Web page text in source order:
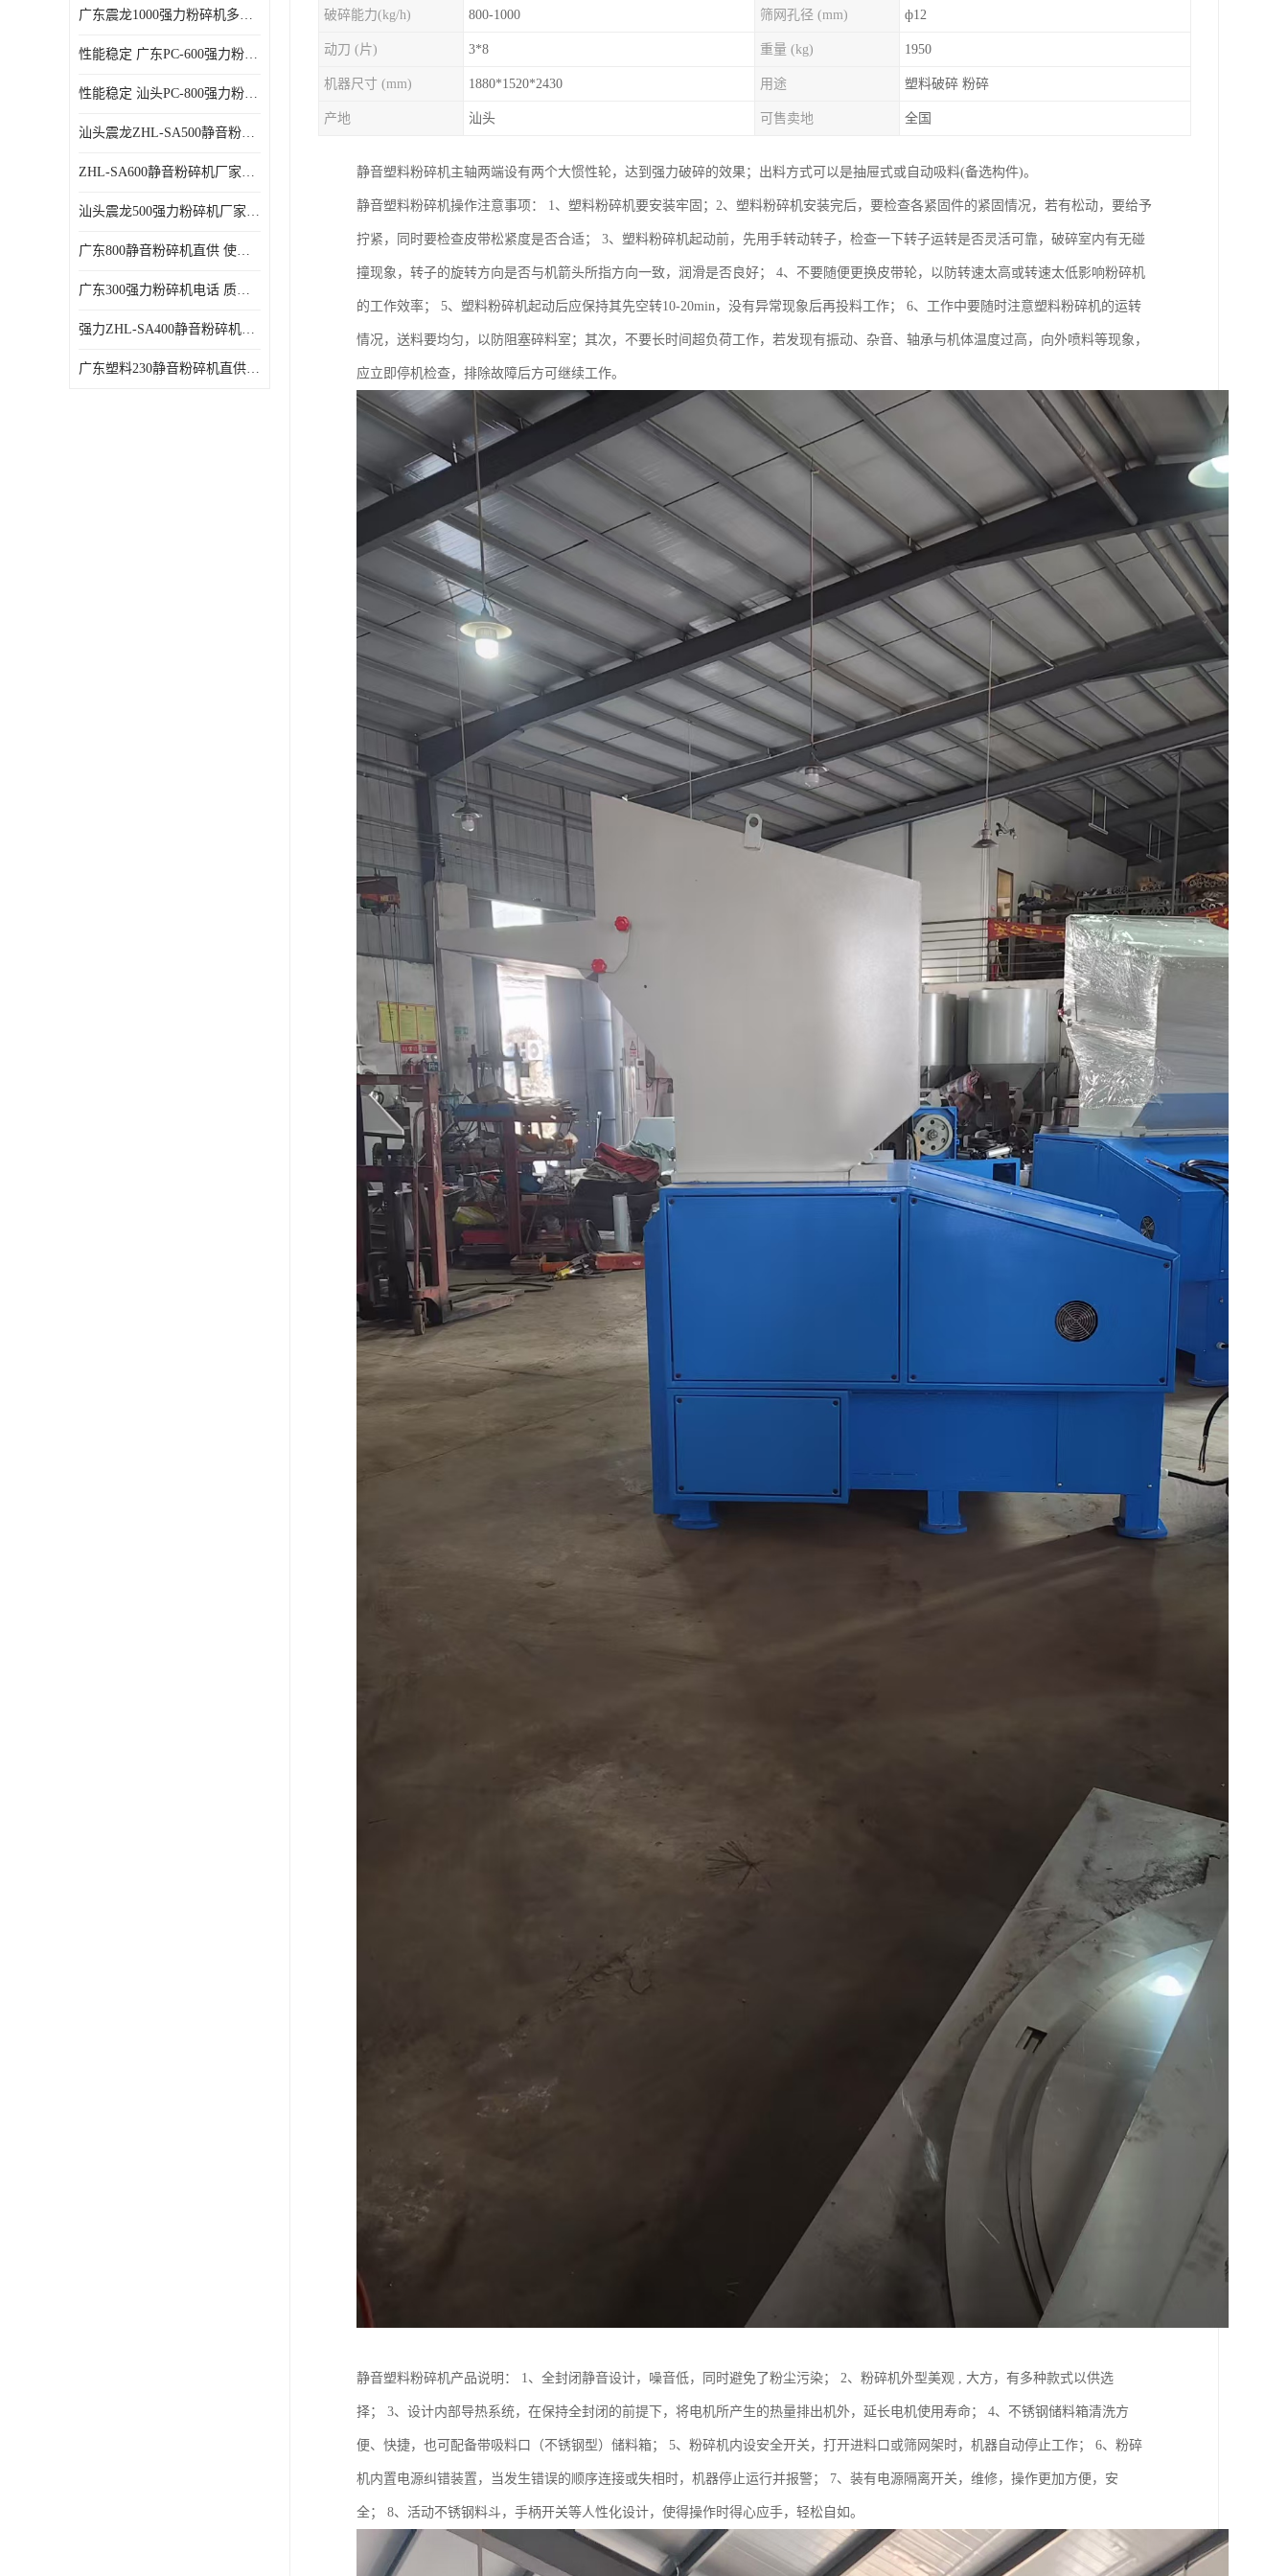
广东震龙1000强力粉碎机多少钱一台 使用方便
性能稳定 广东PC-600强力粉碎机电话
性能稳定 汕头PC-800强力粉碎机厂家批发
汕头震龙ZHL-SA500静音粉碎机多少钱一台
ZHL-SA600静音粉碎机厂家电话 质量可靠
汕头震龙500强力粉碎机厂家批发 噪音低
广东800静音粉碎机直供 使用寿命长
广东300强力粉碎机电话 质量可靠
强力ZHL-SA400静音粉碎机多少钱一台 密封防尘
广东塑料230静音粉碎机直供 使用寿命长
破碎能力(kg/h) 800-1000 筛网孔径 (mm) ф12
动刀 (片) 3*8 重量 (kg) 1950
机器尺寸 (mm) 1880*1520*2430 用途 塑料破碎 粉碎
产地 汕头 可售卖地 全国
静音塑料粉碎机主轴两端设有两个大惯性轮，达到强力破碎的效果；出料方式可以是抽屉式或自动吸料(备选构件)。
静音塑料粉碎机操作注意事项： 1、塑料粉碎机要安装牢固；2、塑料粉碎机安装完后，要检查各紧固件的紧固情况，若有松动，要给予
拧紧，同时要检查皮带松紧度是否合适； 3、塑料粉碎机起动前，先用手转动转子，检查一下转子运转是否灵活可靠，破碎室内有无碰
撞现象，转子的旋转方向是否与机箭头所指方向一致，润滑是否良好； 4、不要随便更换皮带轮，以防转速太高或转速太低影响粉碎机
的工作效率； 5、塑料粉碎机起动后应保持其先空转10-20min，没有异常现象后再投料工作； 6、工作中要随时注意塑料粉碎机的运转
情况，送料要均匀，以防阻塞碎料室；其次，不要长时间超负荷工作，若发现有振动、杂音、轴承与机体温度过高，向外喷料等现象，
应立即停机检查，排除故障后方可继续工作。
静音塑料粉碎机产品说明： 1、全封闭静音设计，噪音低，同时避免了粉尘污染； 2、粉碎机外型美观 , 大方，有多种款式以供选
择； 3、设计内部导热系统，在保持全封闭的前提下，将电机所产生的热量排出机外，延长电机使用寿命； 4、不锈钢储料箱清洗方
便、快捷，也可配备带吸料口（不锈钢型）储料箱； 5、粉碎机内设安全开关，打开进料口或筛网架时，机器自动停止工作； 6、粉碎
机内置电源纠错装置，当发生错误的顺序连接或失相时，机器停止运行并报警； 7、装有电源隔离开关，维修，操作更加方便，安
全； 8、活动不锈钢料斗，手柄开关等人性化设计，使得操作时得心应手，轻松自如。